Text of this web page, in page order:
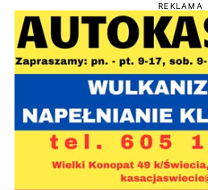
REKLAMA